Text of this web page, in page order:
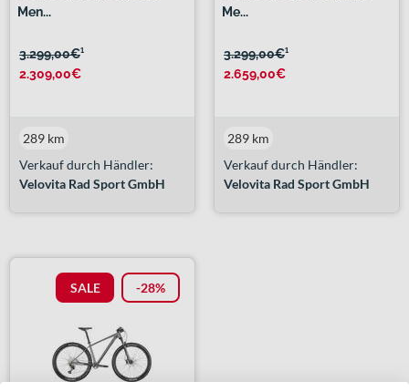
Men...
3.299,00€¹
2.309,00€
Verkauf durch Händler:
Velovita Rad Sport GmbH
289 km
Me...
3.299,00€¹
2.659,00€
Verkauf durch Händler:
Velovita Rad Sport GmbH
289 km
SALE -28%